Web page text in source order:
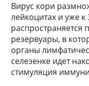
Вирус кори
лейкоцитах и уже
распространяется
резервуары, в
органы
селезенке идет
стимуляция